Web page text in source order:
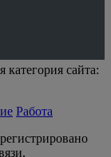
сайта:
Работа